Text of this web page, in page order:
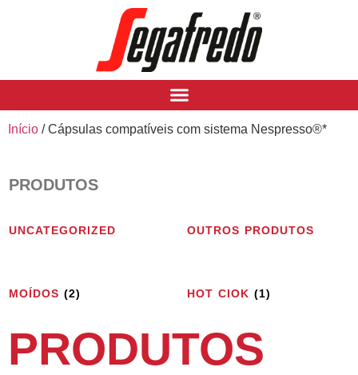
Início / Cápsulas compatíveis com sistema Nespresso®*
PRODUTOS
UNCATEGORIZED OUTROS PRODUTOS
MOÍDOS (2) HOT CIOK (1)
PRODUTOS